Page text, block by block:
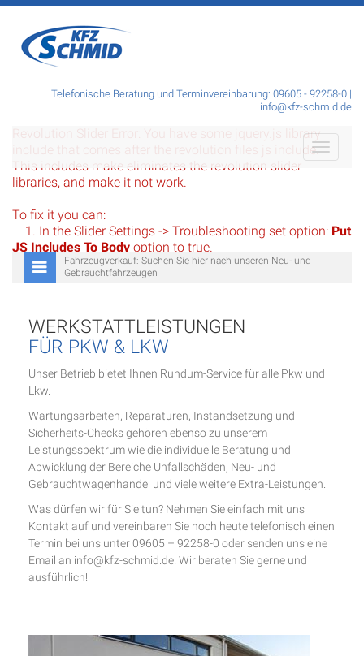
Telefonische Beratung und Terminvereinbarung: 09605 - 92258-0 |
info@kfz-schmid.de
Revolution Slider Error: You have some jquery.js library
include that comes after the revolution files js include.
This includes make eliminates the revolution slider
libraries, and make it not work.
To fix it you can:
1. In the Slider Settings -> Troubleshooting set option: Put
JS Includes To Body option to true.
2. Find the double jquery.js include and remove it.
Fahrzeugverkauf: Suchen Sie hier nach unseren Neu- und
Gebrauchtfahrzeugen
Toggle
WERKSTATTLEISTUNGEN
FÜR PKW & LKW
Unser Betrieb bietet Ihnen Rundum-Service für alle Pkw und
Lkw.
Wartungsarbeiten, Reparaturen, Instandsetzung und
Sicherheits-Checks gehören ebenso zu unserem
Leistungsspektrum wie die individuelle Beratung und
Abwicklung der Bereiche Unfallschäden, Neu- und
Gebrauchtwagenhandel und viele weitere Extra-Leistungen.
Was dürfen wir für Sie tun? Nehmen Sie einfach mit uns
Kontakt auf und vereinbaren Sie noch heute telefonisch einen
Termin bei uns unter 09605 – 92258-0 oder senden uns eine
Email an info@kfz-schmid.de. Wir beraten Sie gerne und
ausführlich!